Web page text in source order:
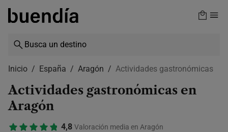
Skip
content
Inicio España Aragón Actividades gastronómicas
Actividades gastronómicas en
Aragón
4,8 Valoración media en Aragón